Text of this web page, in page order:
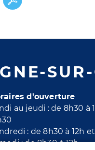
d'ouverture
au jeudi : de 8h30 à
: de 8h30 à 12h
: de 8h30 à 12h